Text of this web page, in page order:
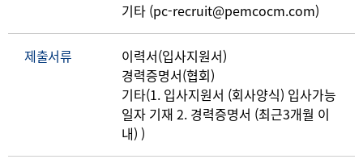
기타 (pc-recruit@pemcocm.com)
제출서류
이력서(입사지원서)
경력증명서(협회)
기타(1. 입사지원서 (회사양식) 입사가능
일자 기재 2. 경력증명서 (최근3개월 이
내) )